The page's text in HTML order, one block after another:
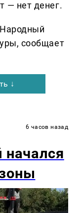
— нет денег.
сообщает
↓
6 часов назад
начался